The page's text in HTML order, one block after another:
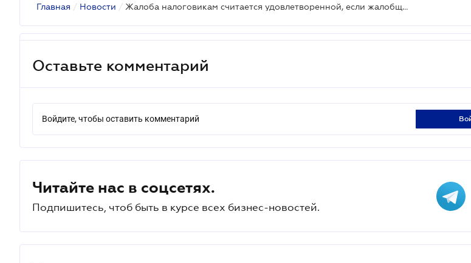
Главная / Новости / Жалоба налоговикам считается удовлетворенной, если жалобщик вовремя не уведомлен о продлении срока ее рассмотрения
Оставьте комментарий
Войдите, чтобы оставить комментарий
Читайте нас в соцсетях.
Подпишитесь, чтоб быть в курсе всех бизнес-новостей.